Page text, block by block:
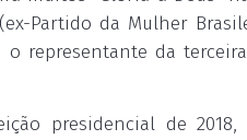
Partido da Mulher
representante da
presidencial de